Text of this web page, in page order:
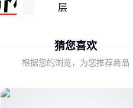
层
复合型材料结合
施工方式也会显著
宜，实际可能产生
猜您喜欢
根据您的浏览，为您推荐商品